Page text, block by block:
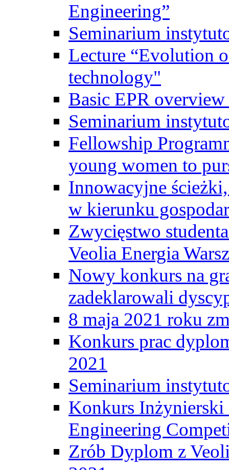
Engineering”
Seminarium
Lecture “Evolution
technology"
Basic EPR overview
Seminarium
Fellowship
young women to
Innowacyjne
w kierunku
Zwycięstwo
Veolia Energia
Nowy konkurs na
zadeklarowali
8 maja 2021 roku
Konkurs prac
2021
Seminarium
Konkurs
Engineering
Zrób Dyplom z